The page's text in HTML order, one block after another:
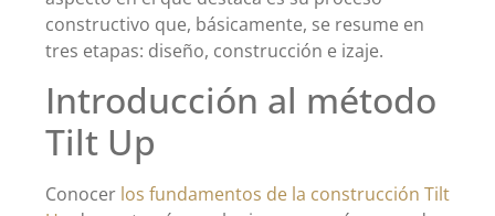
constructivo que, básicamente, se resume en
tres etapas: diseño, construcción e izaje.
Introducción al método
Tilt Up
Conocer los fundamentos de la construcción Tilt